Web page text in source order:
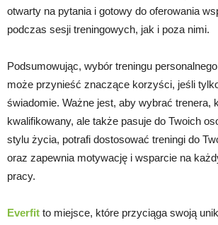
otwarty na pytania i gotowy do oferowania
podczas sesji treningowych, jak i poza nimi.
Podsumowując, wybór treningu
może przynieść znaczące korzyści, jeśli
świadomie. Ważne jest, aby wybrać trenera,
kwalifikowany, ale także pasuje do Twoich
stylu życia, potrafi dostosować treningi do
oraz zapewnia motywację i wsparcie na
pracy.
Everfit to miejsce, które przyciąga swoją